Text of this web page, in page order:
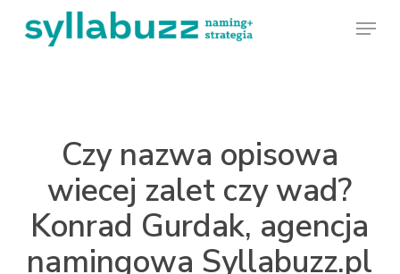
Skip
Menu
Czy nazwa opisowa
wiecej zalet czy wad?
Konrad Gurdak, agencja
namingowa Syllabuzz.pl